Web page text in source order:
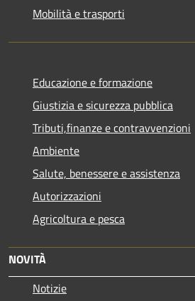
Mobilità e trasporti
Educazione e formazione
Giustizia e sicurezza pubblica
Tributi,finanze e contravvenzioni
Ambiente
Salute, benessere e assistenza
Autorizzazioni
Agricoltura e pesca
NOVITÀ
Notizie